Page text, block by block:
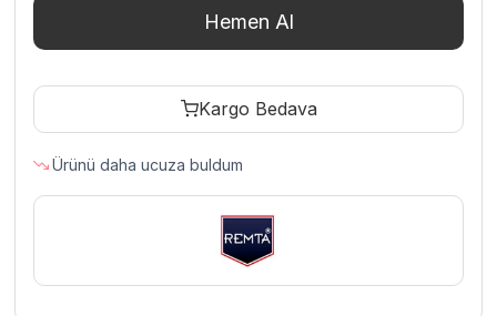
Izgara,
Doğalgazlı
adet
Hemen Al
Kargo Bedava
Ürünü daha ucuza buldum